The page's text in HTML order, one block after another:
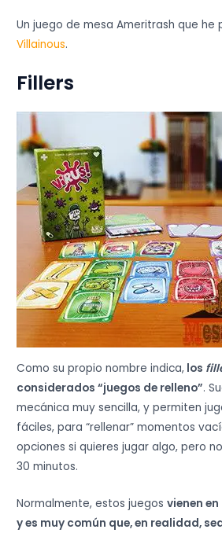
Un juego de mesa Ameritrash que he
Villainous.
Fillers
Como su propio nombre indica, los
considerados “juegos de relleno”.
mecánica muy sencilla, y permiten
fáciles, para “rellenar” momentos
opciones si quieres jugar algo, pero
30 minutos.
Normalmente, estos juegosvienen
y es muy común que, en realidad,